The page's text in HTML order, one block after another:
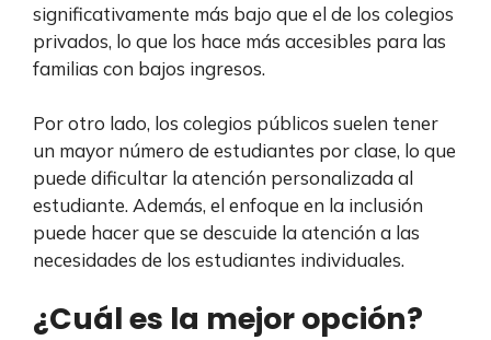
significativamente más bajo que el de los colegios
privados, lo que los hace más accesibles para las
familias con bajos ingresos.
Por otro lado, los colegios públicos suelen tener
un mayor número de estudiantes por clase, lo que
puede dificultar la atención personalizada al
estudiante. Además, el enfoque en la inclusión
puede hacer que se descuide la atención a las
necesidades de los estudiantes individuales.
¿Cuál es la mejor opción?